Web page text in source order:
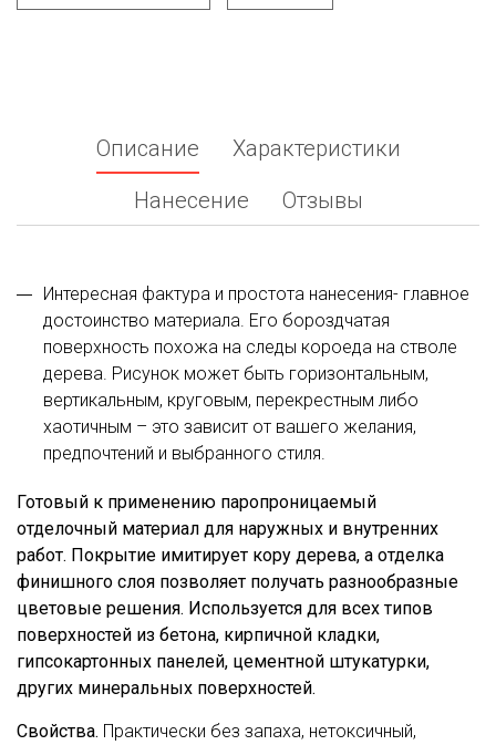
Описание
Характеристики
Нанесение
Отзывы
Интересная фактура и простота нанесения- главное
достоинство материала. Его бороздчатая
поверхность похожа на следы короеда на стволе
дерева. Рисунок может быть горизонтальным,
вертикальным, круговым, перекрестным либо
хаотичным – это зависит от вашего желания,
предпочтений и выбранного стиля.
Готовый к применению паропроницаемый
отделочный материал для наружных и внутренних
работ. Покрытие имитирует кору дерева, а отделка
финишного слоя позволяет получать разнообразные
цветовые решения. Используется для всех типов
поверхностей из бетона, кирпичной кладки,
гипсокартонных панелей, цементной штукатурки,
других минеральных поверхностей.
Свойства. Практически без запаха, нетоксичный,